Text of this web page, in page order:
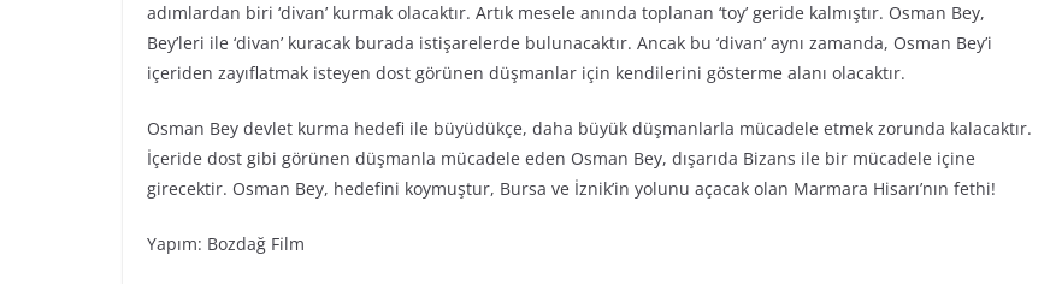
adımlardan biri ‘divan’ kurmak olacaktır. Artık mesele anında toplanan ‘toy’ geride kalmıştır. Osman Bey,
Bey’leri ile ‘divan’ kuracak burada istişarelerde bulunacaktır. Ancak bu ‘divan’ aynı zamanda, Osman Bey’i
içeriden zayıflatmak isteyen dost görünen düşmanlar için kendilerini gösterme alanı olacaktır.
Osman Bey devlet kurma hedefi ile büyüdükçe, daha büyük düşmanlarla mücadele etmek zorunda kalacaktır.
İçeride dost gibi görünen düşmanla mücadele eden Osman Bey, dışarıda Bizans ile bir mücadele içine
girecektir. Osman Bey, hedefini koymuştur, Bursa ve İznik’in yolunu açacak olan Marmara Hisarı’nın fethi!
Yapım: Bozdağ Fi̇lm